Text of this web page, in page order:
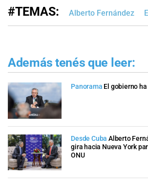
#TEMAS: Alberto Fernández
Además tenés que leer:
Panorama El gobierno
Desde Cuba Alberto
gira hacia Nueva York
ONU